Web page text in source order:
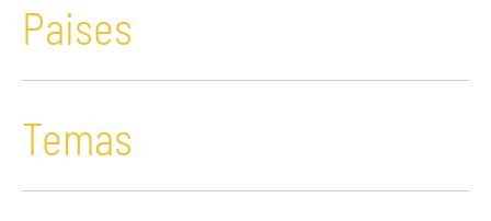
Paises
Temas